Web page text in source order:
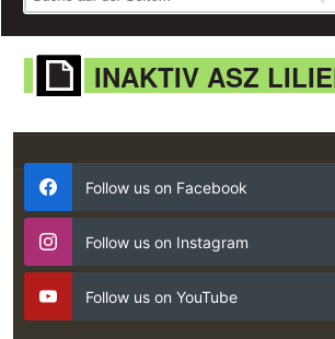
INAKTIV ASZ
Follow us on Facebook
Follow us on Instagram
Follow us on YouTube